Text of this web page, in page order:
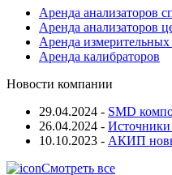
Аренда анализаторов
Аренда анализаторов
Аренда
Аренда калибраторов
Новости компании
29.04.2024 - SMD
26.04.2024 -
10.10.2023 - АКИП
Смотреть все